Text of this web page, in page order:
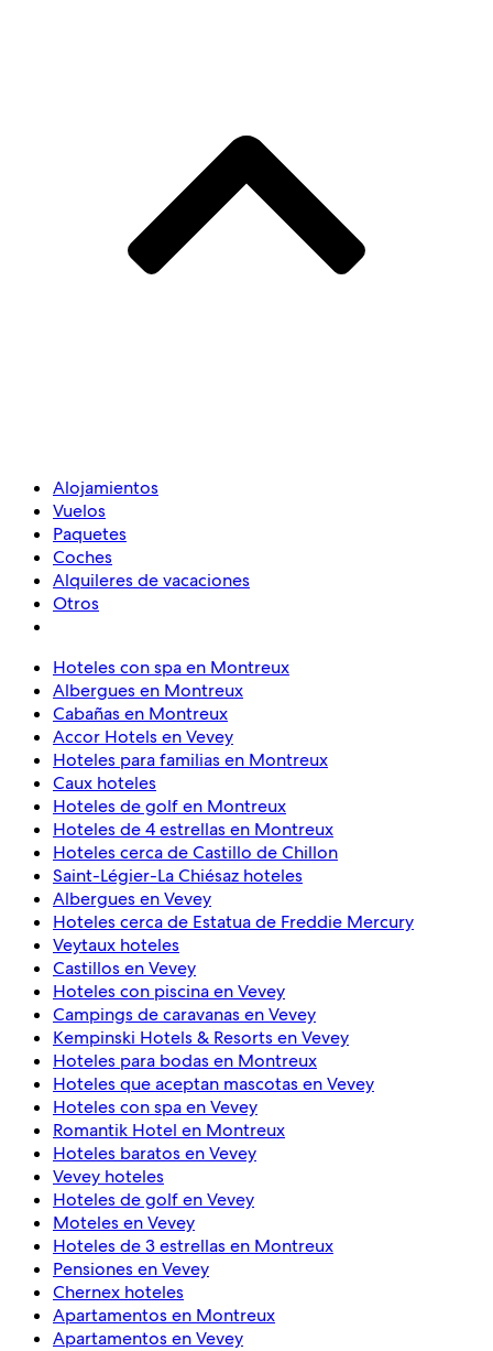
Alojamientos
Vuelos
Paquetes
Coches
Alquileres de vacaciones
Otros
Hoteles con spa en Montreux
Albergues en Montreux
Cabañas en Montreux
Accor Hotels en Vevey
Hoteles para familias en Montreux
Caux hoteles
Hoteles de golf en Montreux
Hoteles de 4 estrellas en Montreux
Hoteles cerca de Castillo de Chillon
Saint-Légier-La Chiésaz hoteles
Albergues en Vevey
Hoteles cerca de Estatua de Freddie Mercury
Veytaux hoteles
Castillos en Vevey
Hoteles con piscina en Vevey
Campings de caravanas en Vevey
Kempinski Hotels & Resorts en Vevey
Hoteles para bodas en Montreux
Hoteles que aceptan mascotas en Vevey
Hoteles con spa en Vevey
Romantik Hotel en Montreux
Hoteles baratos en Vevey
Vevey hoteles
Hoteles de golf en Vevey
Moteles en Vevey
Hoteles de 3 estrellas en Montreux
Pensiones en Vevey
Chernex hoteles
Apartamentos en Montreux
Apartamentos en Vevey